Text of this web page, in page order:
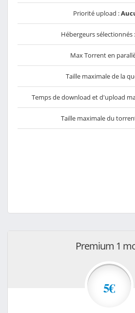
Priorité upload :
Hébergeurs sélectionnés :
Max Torrent en
Taille maximale de la
Temps de download et d'upload
Taille maximale du
Premium 1
5€